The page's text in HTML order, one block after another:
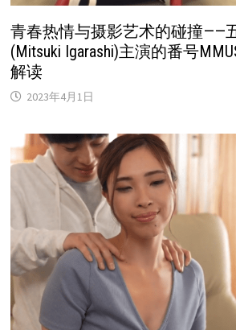
青春热情与摄影艺术的碰撞——
(Mitsuki Igarashi)主演的番号
解读
2023年4月1日